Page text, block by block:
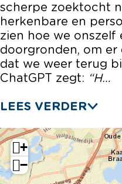
scherpe zoektocht
herkenbare en
zien hoe we onszelf
doorgronden, om
dat we weer terug
ChatGPT zegt: “H…
LEES VERDER
+
−